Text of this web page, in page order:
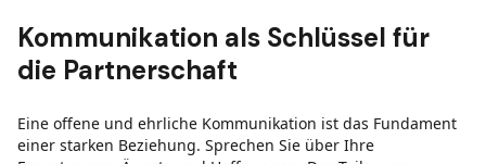
Kommunikation als Schlüssel für
die Partnerschaft
Eine offene und ehrliche Kommunikation ist das Fundament
einer starken Beziehung. Sprechen Sie über Ihre